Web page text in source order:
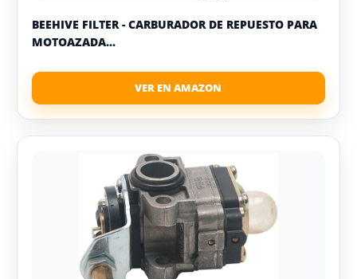
BEEHIVE FILTER - CARBURADOR DE REPUESTO PARA
MOTOAZADA...